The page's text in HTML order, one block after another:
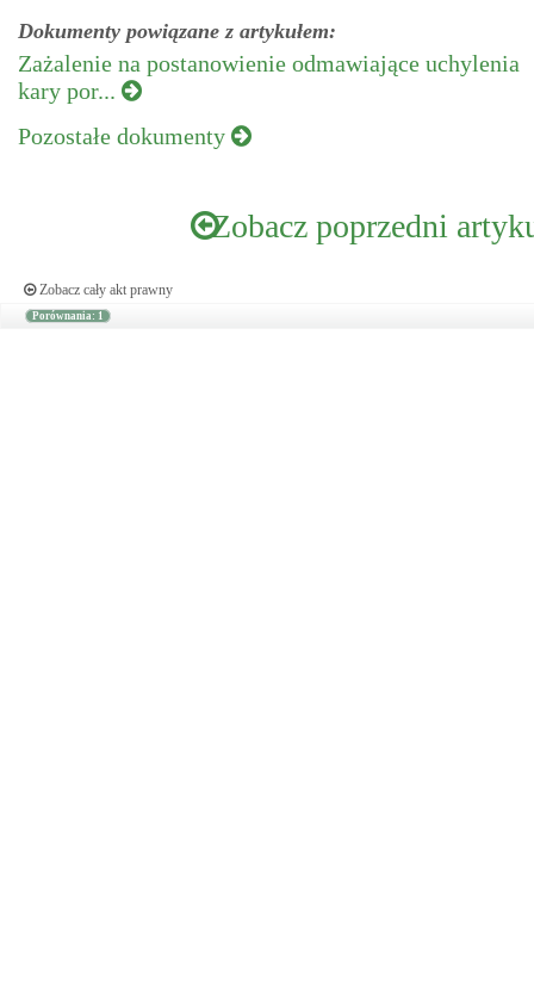
Dokumenty powiązane z artykułem:
Zażalenie na postanowienie odmawiające uchylenia
kary por...
Pozostałe dokumenty
Zobacz poprzedni
Zobacz cały akt prawny
Porównania: 1